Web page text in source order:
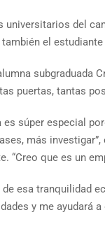
universitarios del
el
subgraduada
puertas, tantas
es súper especial
más
“Creo que es un
esa tranquilidad
y me ayudará